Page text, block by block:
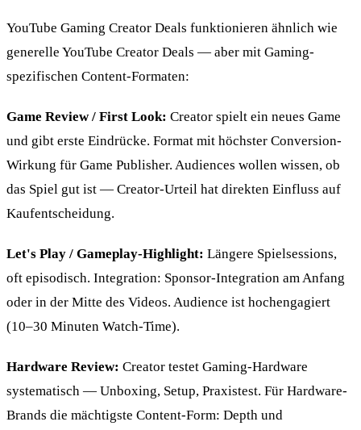
YouTube Gaming Creator Deals funktionieren ähnlich wie
generelle YouTube Creator Deals — aber mit Gaming-
spezifischen Content-Formaten:
Game Review / First Look: Creator spielt ein neues Game
und gibt erste Eindrücke. Format mit höchster Conversion-
Wirkung für Game Publisher. Audiences wollen wissen, ob
das Spiel gut ist — Creator-Urteil hat direkten Einfluss auf
Kaufentscheidung.
Let's Play / Gameplay-Highlight: Längere Spielsessions,
oft episodisch. Integration: Sponsor-Integration am Anfang
oder in der Mitte des Videos. Audience ist hochengagiert
(10–30 Minuten Watch-Time).
Hardware Review: Creator testet Gaming-Hardware
systematisch — Unboxing, Setup, Praxistest. Für Hardware-
Brands die mächtigste Content-Form: Depth und